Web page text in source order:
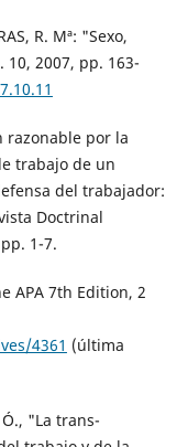
R. Mª: "Sexo,
2007, pp. 163-
razonable por la
trabajo de un
del trabajador:
Doctrinal
1-7.
APA 7th Edition, 2
4361 (última
Ó., "La trans-